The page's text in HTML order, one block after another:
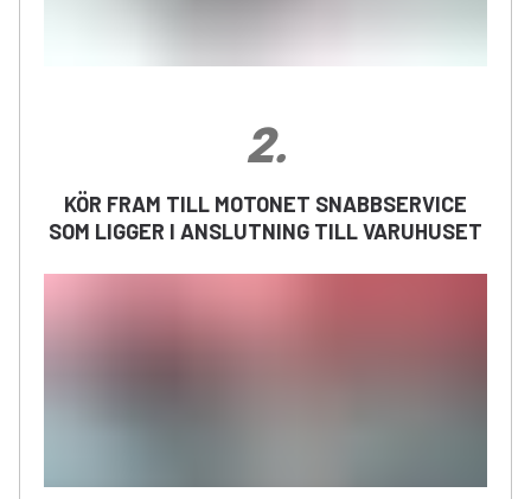
2.
KÖR FRAM TILL MOTONET SNABBSERVICE
SOM LIGGER I ANSLUTNING TILL VARUHUSET